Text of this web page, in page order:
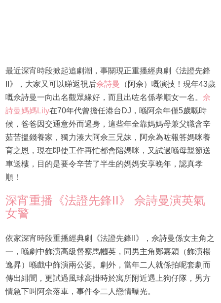
最近深宵時段掀起追劇潮，事關現正重播經典劇《法證先鋒
II》，大家又可以睇返視后佘詩曼 （阿佘）嘅演技！現年43歲
嘅佘詩曼一向出名觀眾緣好，而且出咗名係孝順女一名。 佘
詩曼媽媽Lily在70年代曾擔任港台DJ，喺阿佘年僅5歲嘅時
候，爸爸因交通意外而過身，這些年全靠媽媽母兼父職含辛
茹苦搵錢養家，獨力湊大阿佘三兄妹，阿佘為咗報答媽咪養
育之恩，現在即使工作再忙都會陪媽咪，又試過喺母親節送
車送樓，目的是要令辛苦了半生的媽媽安享晚年，認真孝
順！
深宵重播《法證先鋒II》 佘詩曼演英氣
女警
依家深宵時段重播經典劇《法證先鋒II》，佘詩曼係女主角之
一，喺劇中飾演高級督察馬幗英，同男主角鄭嘉穎（飾演楊
逸昇）喺戲中飾演兩公婆。劇外，當年二人就係拍呢套劇而
傳出緋聞，更試過風球高掛時於寓所附近遇上狗仔隊，男方
情急下叫阿佘落車，事件令二人戀情曝光。